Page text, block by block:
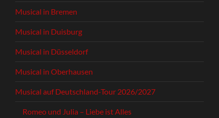
Musical in Bremen
Musical in Duisburg
Musical in Düsseldorf
Musical in Oberhausen
Musical auf Deutschland-Tour 2026/2027
Romeo und Julia – Liebe ist Alles